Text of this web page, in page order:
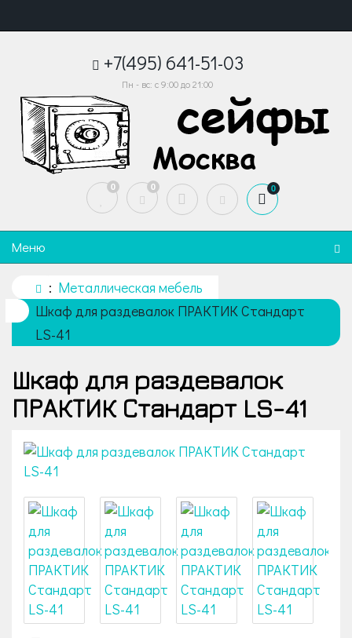
+7(495) 641-51-03
Пн - вс: с 9:00 до 21:00
0 0 0
Меню
Металлическая мебель
Шкаф для раздевалок ПРАКТИК Стандарт
LS-41
Шкаф для раздевалок
ПРАКТИК Стандарт LS-41